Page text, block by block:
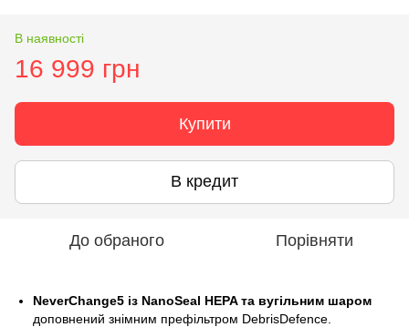
В наявності
16 999 грн
Купити
В кредит
До обраного Порівняти
NeverChange5 із NanoSeal HEPA та вугільним шаром
доповнений знімним префільтром DebrisDefence.